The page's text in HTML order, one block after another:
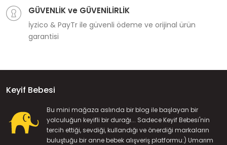
GÜVENLİK ve GÜVENİLİRLİK
İyzico & PayTr ile güvenli ödeme ve orijinal ürün
garantisi
Keyif Bebesi
Bu mini mağaza aslında bir blog ile başlayan bir
yolculuğun keyifli bir durağı... Sadece Keyif Bebesi'nin
tercih ettiği, sevdiği, kullandığı ve önerdiği markaların
buluştuğu bir anne bebek alışveriş platformu:) Umarım